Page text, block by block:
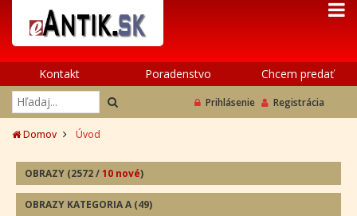
Kontakt Poradenstvo Chcem predať
Prihlásenie Registrácia
Domov Úvod
OBRAZY (2572/10 nové)
OBRAZY KATEGORIA A (49)